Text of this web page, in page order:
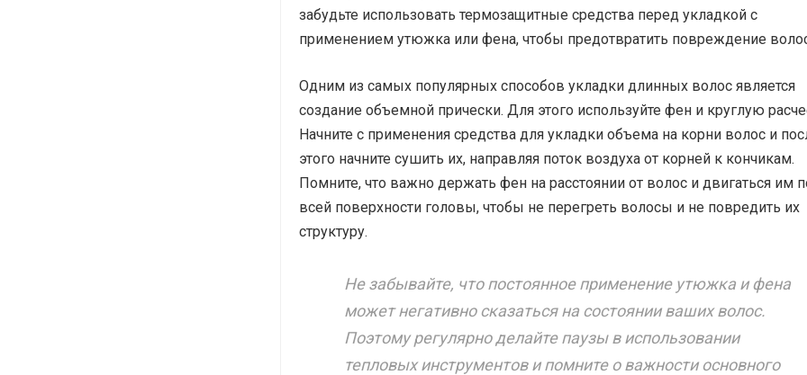
забудьте использовать термозащитные средства перед укладкой с
применением утюжка или фена, чтобы предотвратить повреждение
Одним из самых популярных способов укладки длинных волос является
создание объемной прически. Для этого используйте фен и круглую
Начните с применения средства для укладки объема на корни волос и
этого начните сушить их, направляя поток воздуха от корней к кончикам.
Помните, что важно держать фен на расстоянии от волос и двигаться им
всей поверхности головы, чтобы не перегреть волосы и не повредить их
структуру.
Не забывайте, что постоянное применение утюжка и фена
может негативно сказаться на состоянии ваших волос.
Поэтому регулярно делайте паузы в использовании
тепловых инструментов и помните о важности основного